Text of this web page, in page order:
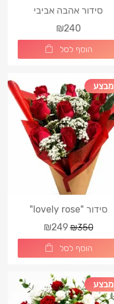
סידור אהבה אביבי
₪240
הוסף לסל
מבצע
סידור "lovely rose"
₪350
₪249
הוסף לסל
מבצע